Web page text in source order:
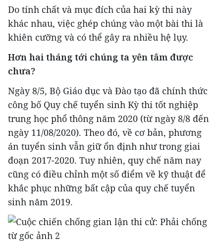
Do tính chất và mục đích của hai kỳ thi này
khác nhau, việc ghép chúng vào một bài thi là
khiên cưỡng và có thể gây ra nhiều hệ lụy.
Hơn hai tháng tới chúng ta yên tâm được
chưa?
Ngày 8/5, Bộ Giáo dục và Đào tạo đã chính thức
công bố Quy chế tuyển sinh Kỳ thi tốt nghiệp
trung học phổ thông năm 2020 (từ ngày 8/8 đến
ngày 11/08/2020). Theo đó, về cơ bản, phương
án tuyển sinh vẫn giữ ổn định như trong giai
đoạn 2017-2020. Tuy nhiên, quy chế năm nay
cũng có điều chỉnh một số điểm về kỹ thuật để
khắc phục những bất cập của quy chế tuyển
sinh năm 2019.